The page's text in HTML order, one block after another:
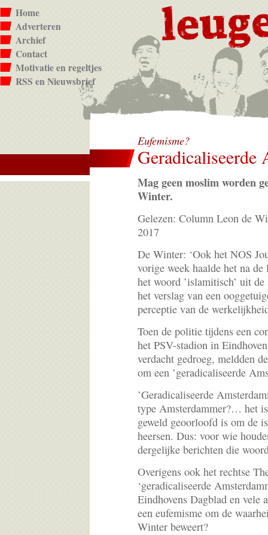
Home
Adverteren
Archief
Contact
Motivatie en regeltjes
RSS en Nieuwsbrief
Eufemisme?
Geradicaliseerde
Mag geen moslim worden
Winter.
Gelezen: Column Leon de
2017
De Winter: ‘Ook het NOS
vorige week haalde het na
het woord ’islamitisch’ uit
het verslag van een
perceptie van de
Toen de politie tijdens een
het PSV-stadion in
verdacht gedroeg, meldden
om een ’geradicaliseerde
’Geradicaliseerde
type Amsterdammer?… het
geweld geoorloofd is om de
heersen. Dus: voor wie
dergelijke berichten die
Overigens ook het rechtse
‘geradicaliseerde
Eindhovens Dagblad en vele
een eufemisme om de
Winter beweert?